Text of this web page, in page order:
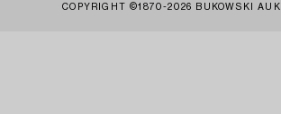
COPYRIGHT ©1870-2026 BUKOWSKI